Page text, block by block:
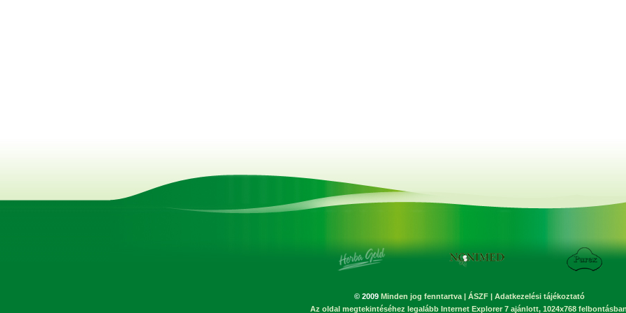
© 2009 Minden jog fenntartva | ÁSZF | Adatkezelési tájékoztató
Az oldal megtekintéséhez legalább Internet Explorer 7 ajánlott, 1024x768